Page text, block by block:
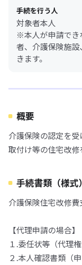
手続を行う人
対象者本人
※本人が申請でき
者、介護保険施
きます。
概要
介護保険の認定を
取付け等の住宅改修
手続書類（様式）
介護保険住宅改修費
【代理申請の場合】
１.委任状等（代理
２.本人確認書類（